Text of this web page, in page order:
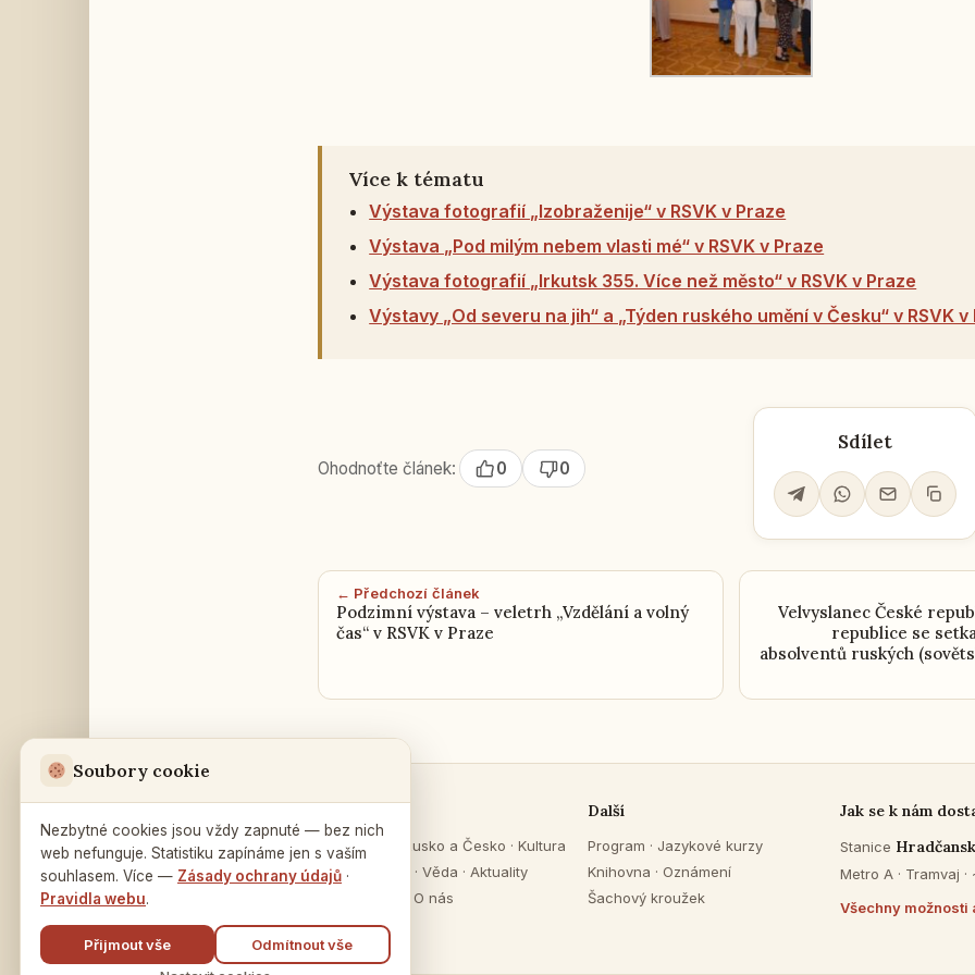
Více k tématu
Výstava fotografií „Izobraženije“ v RSVK v Praze
Výstava „Pod milým nebem vlasti mé“ v RSVK v Praze
Výstava fotografií „Irkutsk 355. Více než město“ v RSVK v Praze
Výstavy „Od severu na jih“ a „Týden ruského umění v Česku“ v RSVK v
Ohodnoťte článek: 0 0
Sdílet
← Předchozí článek
Podzimní výstava – veletrh „Vzdělání a volný
čas“ v RSVK v Praze
Velvyslanec České
republice se
absolventů ruských
v Praze
Na Zátorce 16
160 00 Praha 6
O Rusku Rusko a Česko · Kultura
Vzdělávání
· Věda · Aktuality
O nás
Další
Program · Jazykové kurzy
Knihovna · Oznámení
Šachový kroužek
Jak se k nám
Stanice
Metro A · Tramvaj
Všechny možnosti
Soubory cookie
Nezbytné cookies jsou vždy zapnuté — bez nich
web nefunguje. Statistiku zapínáme jen s vaším
souhlasem. Více — Zásady ochrany údajů ·
Pravidla webu.
Přijmout vše
Odmítnout vše